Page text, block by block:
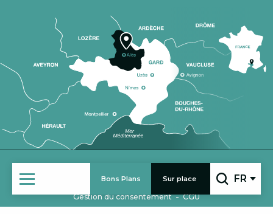
Bons Plans Sur place FR
Mentions légales - Politique de confidentialité -
Gestion du consentement - CGU